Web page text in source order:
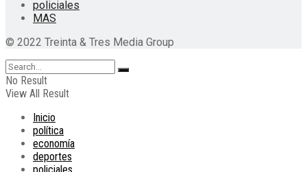
policiales
MAS
© 2022 Treinta & Tres Media Group
No Result
View All Result
Inicio
política
economía
deportes
policiales